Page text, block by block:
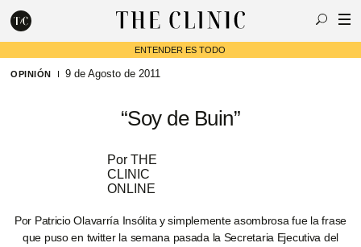
ENTENDER ES TODO
Escribe lo que deseas y presiona enter para buscar
OPINIÓN 9 de Agosto de 2011
“Soy de Buin”
Por THE
CLINIC
ONLINE
Por Patricio Olavarría Insólita y simplemente asombrosa fue la frase
que puso en twitter la semana pasada la Secretaria Ejecutiva del